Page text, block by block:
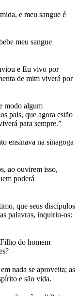
e meu sangue é
meu sangue
e Eu vivo por
de mim viverá por
modo algum
pais, que agora estão
para sempre.”
ensinava na sinagoga
ao ouvirem isso,
poderá
que seus discípulos
palavras, inquiriu-os:
do homem
nada se aproveita; as
e são vida.